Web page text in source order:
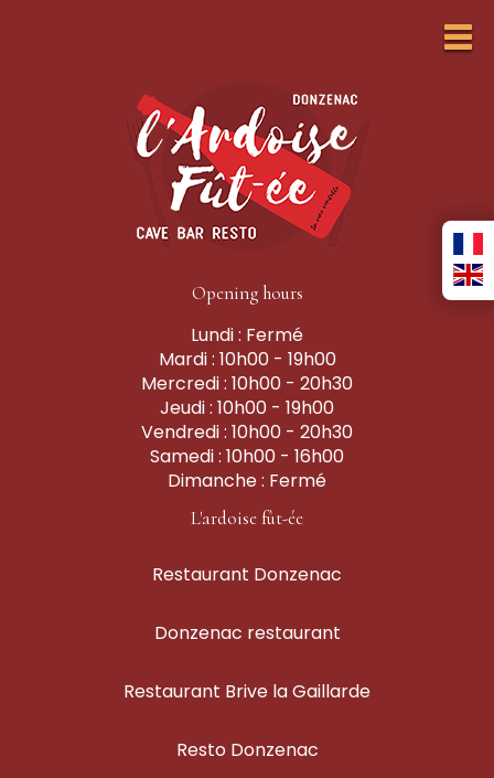
Opening hours
Lundi : Fermé
Mardi : 10h00 - 19h00
Mercredi : 10h00 - 20h30
Jeudi : 10h00 - 19h00
Vendredi : 10h00 - 20h30
Samedi : 10h00 - 16h00
Dimanche : Fermé
L'ardoise fût-ée
Restaurant Donzenac
Donzenac restaurant
Restaurant Brive la Gaillarde
Resto Donzenac